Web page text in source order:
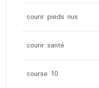
courir pieds nus
courir santé
course 10